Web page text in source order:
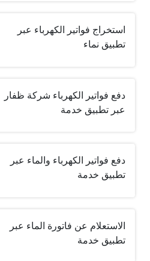
استخراج فواتير الكهرباء عبر
تطبيق نماء
دفع فواتير الكهرباء شركة ظفار
عبر تطبيق خدمة
دفع فواتير الكهرباء والماء عبر
تطبيق خدمة
الاستعلام عن فاتورة الماء عبر
تطبيق خدمة